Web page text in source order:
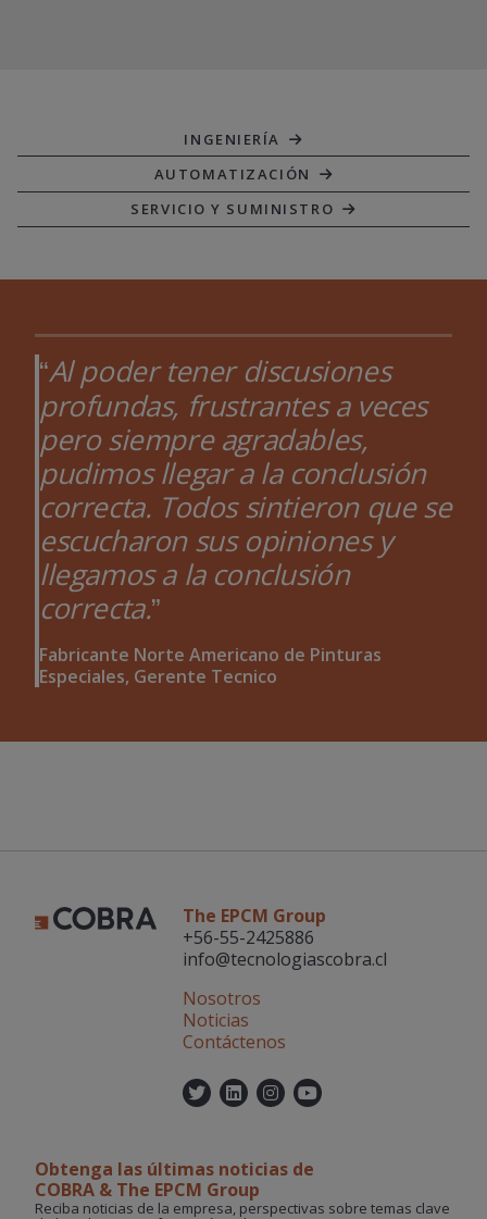
INGENIERÍA
AUTOMATIZACIÓN
SERVICIO Y SUMINISTRO
Al poder tener discusiones
profundas, frustrantes a veces
pero siempre agradables,
pudimos llegar a la conclusión
correcta. Todos sintieron que se
escucharon sus opiniones y
llegamos a la conclusión
correcta.
Fabricante Norte Americano de Pinturas
Especiales, Gerente Tecnico
The EPCM Group
+56-55-2425886
info@tecnologiascobra.cl
Nosotros
Noticias
Contáctenos
Twitter
Linkedin
Instagram
YouTube
Obtenga las últimas noticias de
COBRA & The EPCM Group
Reciba noticias de la empresa, perspectivas sobre temas clave